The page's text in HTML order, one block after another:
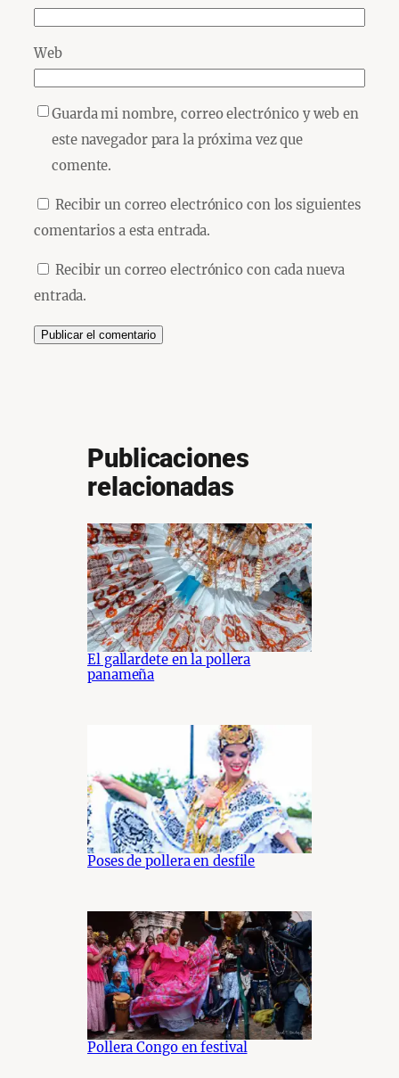
Web
Guarda mi nombre, correo electrónico y web en
este navegador para la próxima vez que
comente.
Recibir un correo electrónico con los siguientes
comentarios a esta entrada.
Recibir un correo electrónico con cada nueva
entrada.
Publicaciones
relacionadas
El gallardete en la pollera
panameña
Poses de pollera en desfile
Pollera Congo en festival